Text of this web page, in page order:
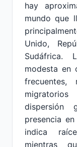
hay
mundo que
Unido,
Sudáfrica.
modesta en
dispersión
presencia
indica
mientras